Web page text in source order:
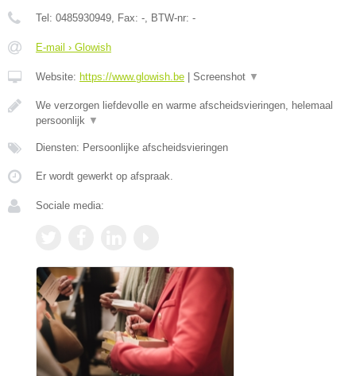
Tel: 0485930949, Fax: -, BTW-nr: -
E-mail › Glowish
Website: https://www.glowish.be Screenshot ▼
We verzorgen liefdevolle en warme afscheidsvieringen, helemaal
persoonlijk ▼
Diensten: Persoonlijke afscheidsvieringen
Er wordt gewerkt op afspraak.
Sociale media: